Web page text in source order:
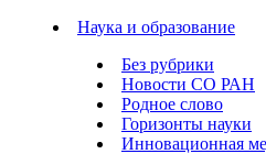
Наука и образование
Без рубрики
Новости СО РАН
Родное слово
Горизонты науки
Инновационная